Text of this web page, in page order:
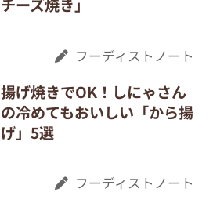
チーズ焼き」
フーディストノート
揚げ焼きでOK！しにゃさん
の冷めてもおいしい「から揚
げ」5選
フーディストノート